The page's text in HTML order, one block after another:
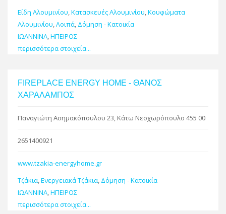
Είδη Αλουμινίου,Κατασκευές Αλουμινίου,Κουφώματα
Αλουμινίου,Λοιπά, Δόμηση - Κατοικία
ΙΩΑΝΝΙΝΑ,ΗΠΕΙΡΟΣ
περισσότερα στοιχεία...
FIREPLACE ENERGY HOME - ΘΑΝΟΣ
ΧΑΡΑΛΑΜΠΟΣ
Παναγιώτη Ασημακόπουλου 23, Κάτω Νεοχωρόπουλο 455 00
2651400921
www.tzakia-energyhome.gr
Τζάκια,Ενεργειακά Τζάκια, Δόμηση - Κατοικία
ΙΩΑΝΝΙΝΑ,ΗΠΕΙΡΟΣ
περισσότερα στοιχεία...